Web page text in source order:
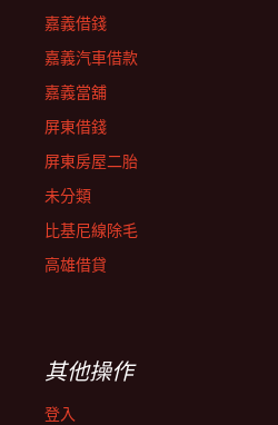
嘉義借錢
嘉義汽車借款
嘉義當舖
屏東借錢
屏東房屋二胎
未分類
比基尼線除毛
高雄借貸
其他操作
登入